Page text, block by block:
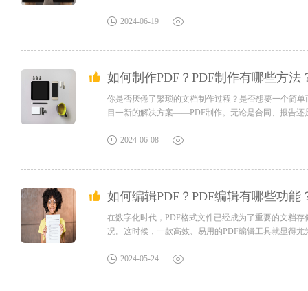
帮助用户轻松修改PDF文件。用户可以使用该软件添加
2024-06-19
如何制作PDF？PDF制作有哪些方法
你是否厌倦了繁琐的文档制作过程？是否想要一个简
目一新的解决方案——PDF制作。无论是合同、报告还
美PDF即将问世。让我们马上开始吧！pdf制作福昕高
2024-06-08
如何编辑PDF？PDF编辑有哪些功能
在数字化时代，PDF格式文件已经成为了重要的文档
况。这时候，一款高效、易用的PDF编辑工具就显得
让我们一起来了解一下这款令人惊艳的PDF编辑利器吧
2024-05-24